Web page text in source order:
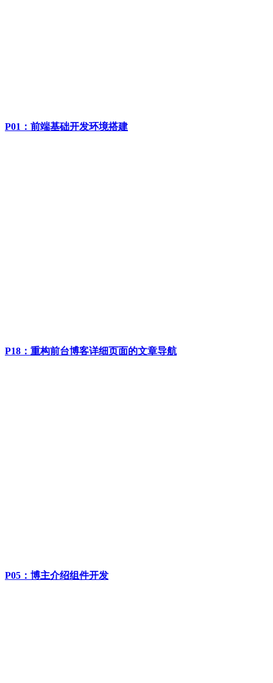
P01：前端基础开发环境搭建
P18：重构前台博客详细页面的文章导航
P05：博主介绍组件开发